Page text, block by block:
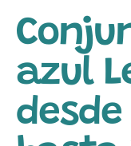
azul
desde